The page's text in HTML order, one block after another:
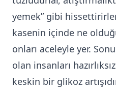
yemek” gibi
kasenin içinde ne
onları aceleyle yer.
olan insanları
keskin bir glikoz